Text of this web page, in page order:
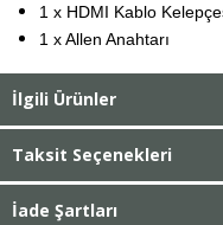
1 x HDMI Kablo
1 x Allen Anahtarı
İlgili Ürünler
Taksit Seçenekleri
İade Şartları